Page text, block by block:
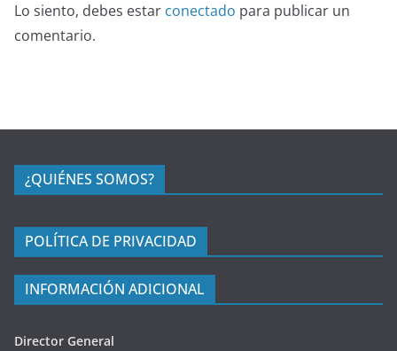
Lo siento, debes estar conectado para publicar un
comentario.
¿QUIÉNES SOMOS?
POLÍTICA DE PRIVACIDAD
INFORMACIÓN ADICIONAL
Director General